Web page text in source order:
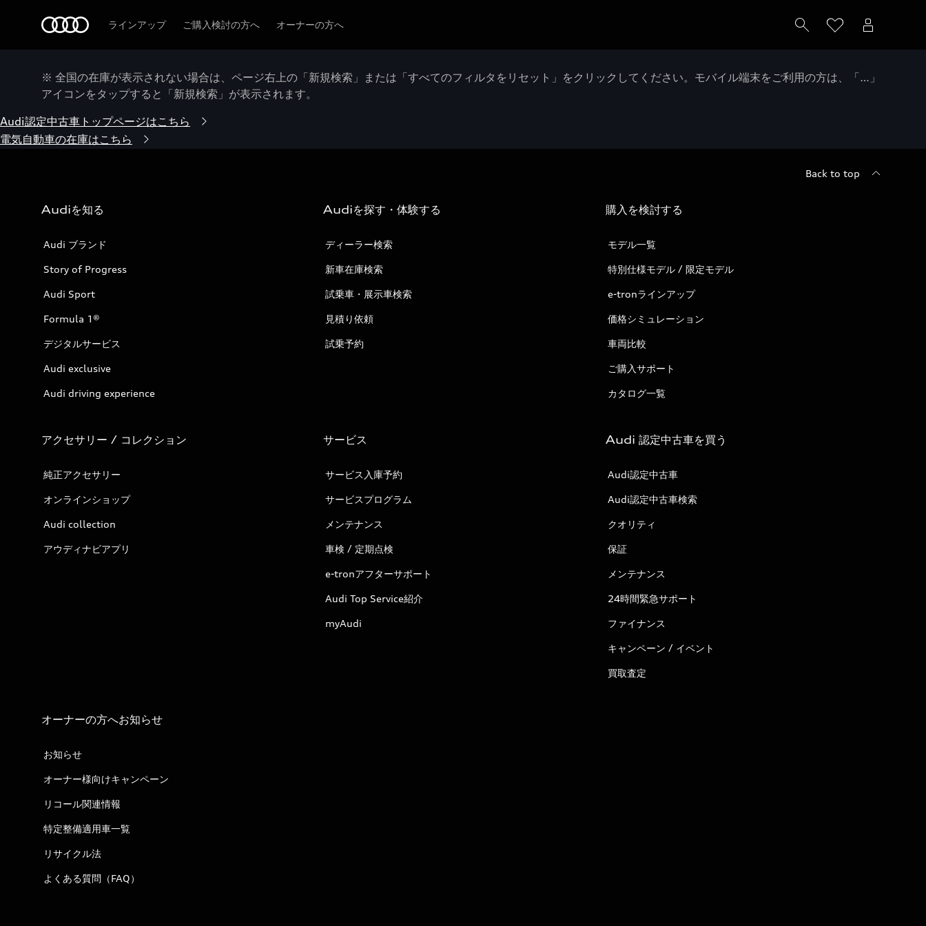
ラインアップ ご購入検討の方へ オーナーの方へ
※ 全国の在庫が表示されない場合は、ページ右上の「新規検索」または「すべてのフィルタをリセット」をクリックしてください。モバイル端末をご利用の方は、「…」
アイコンをタップすると「新規検索」が表示されます。
Audi認定中古車トップページはこちら
電気自動車の在庫はこちら
Back to top
Audiを知る
Audi ブランド
Story of Progress
Audi Sport
Formula 1®
デジタルサービス
Audi exclusive
Audi driving experience
Audiを探す・体験する
ディーラー検索
新車在庫検索
試乗車・展示車検索
見積り依頼
試乗予約
購入を検討する
モデル一覧
特別仕様モデル / 限定モデル
e-tronラインアップ
価格シミュレーション
車両比較
ご購入サポート
カタログ一覧
アクセサリー / コレクション
純正アクセサリー
オンラインショップ
Audi collection
アウディナビアプリ
サービス
サービス入庫予約
サービスプログラム
メンテナンス
車検 / 定期点検
e-tronアフターサポート
Audi Top Service紹介
myAudi
Audi 認定中古車を買う
Audi認定中古車
Audi認定中古車検索
クオリティ
保証
メンテナンス
24時間緊急サポート
ファイナンス
キャンペーン / イベント
買取査定
オーナーの方へお知らせ
お知らせ
オーナー様向けキャンペーン
リコール関連情報
特定整備適用車一覧
リサイクル法
よくある質問（FAQ）